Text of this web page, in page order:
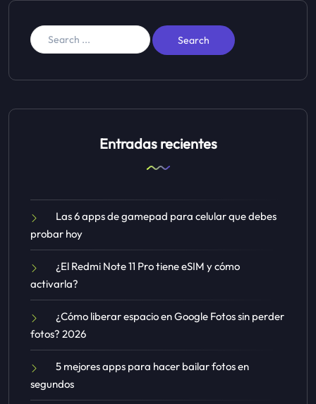
Entradas recientes
Las 6 apps de gamepad para celular que debes
probar hoy
¿El Redmi Note 11 Pro tiene eSIM y cómo
activarla?
¿Cómo liberar espacio en Google Fotos sin perder
fotos? 2026
5 mejores apps para hacer bailar fotos en
segundos